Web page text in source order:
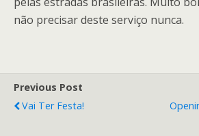
não precisar deste serviço nunca.
Previous Post
Vai Ter Festa!